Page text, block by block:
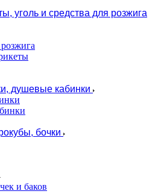
уголь и средства для розжига
душевые кабинки
бочки
и баков